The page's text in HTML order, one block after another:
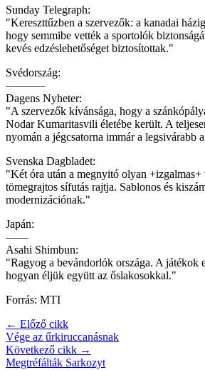
Sunday Telegraph:
"Kereszttűzben a szervezők: a kanadai
hogy semmibe vették a sportolók
kevés edzéslehetőséget biztosítottak."
Svédország:
———–
Dagens Nyheter:
"A szervezők kívánsága, hogy a
Nodar Kumaritasvili életébe került. A
nyomán a jégcsatorna immár a legsivárabb
Svenska Dagbladet:
"Két óra után a megnyitó olyan
tömegrajtos sífutás rajtja. Sablonos és
modernizációnak."
Japán:
——
Asahi Shimbun:
"Ragyog a bevándorlók országa. A játékok
hogyan éljük együtt az őslakosokkal."
Forrás: MTI
← Előző cikk
Vége az űrkiruccanásnak
Következő cikk →
Megtréfálták Sarkozyt